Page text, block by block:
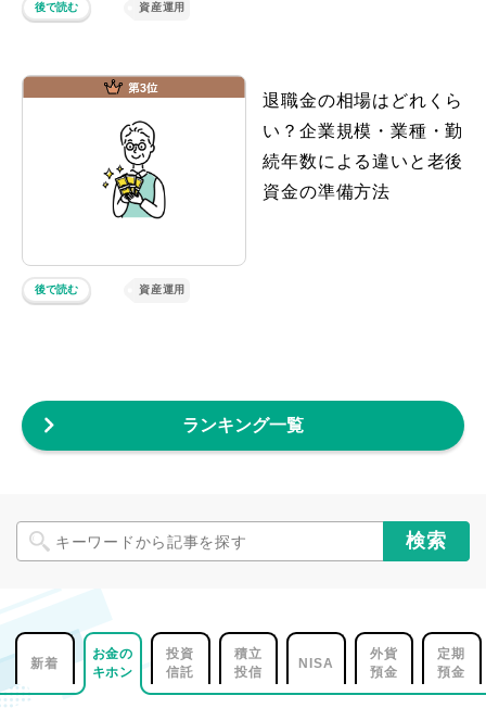
後で読む 資産運用
退職金の相場はどれくら
い？企業規模・業種・勤
続年数による違いと老後
資金の準備方法
後で読む 資産運用
ランキング一覧
新着
お金の
キホン
投資
信託
積立
投信
NISA
外貨
預金
定期
預金